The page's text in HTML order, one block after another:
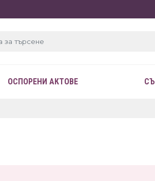
ОСПОРЕНИ АКТОВЕ